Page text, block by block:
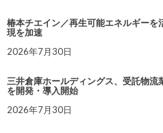
椿本チエイン／再生可能エネルギー
現を加速
2026年7月30日
三井倉庫ホールディングス、受託物流
を開発・導入開始
2026年7月30日